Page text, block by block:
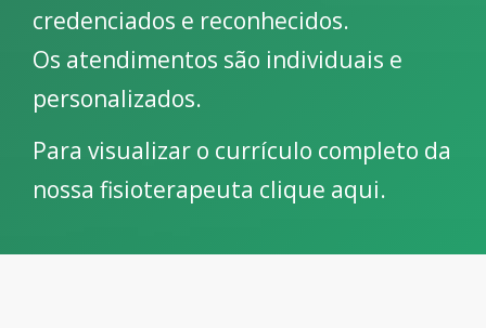
credenciados e reconhecidos.
Os atendimentos são individuais e
personalizados.
Para visualizar o currículo completo da
nossa fisioterapeuta clique aqui.